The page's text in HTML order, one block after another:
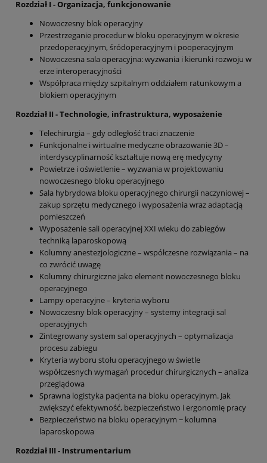
Rozdział I - Organizacja, funkcjonowanie
Nowoczesny blok operacyjny
Przestrzeganie procedur w bloku operacyjnym w okresie
przedoperacyjnym, śródoperacyjnym i pooperacyjnym
Nowoczesna sala operacyjna: wyzwania i kierunki rozwoju w
erze interoperacyjności
Współpraca między szpitalnym oddziałem ratunkowym a
blokiem operacyjnym
Rozdział II - Technologie, infrastruktura, wyposażenie
Telechirurgia – gdy odległość traci znaczenie
Funkcjonalne i wirtualne medyczne obrazowanie 3D –
interdyscyplinarność kształtuje nową erę medycyny
Powietrze i oświetlenie – wyzwania w projektowaniu
nowoczesnego bloku operacyjnego
Sala hybrydowa bloku operacyjnego chirurgii naczyniowej –
zakup sprzętu medycznego i wyposażenia wraz adaptacją
pomieszczeń
Wyposażenie sali operacyjnej XXI wieku do zabiegów
techniką laparoskopową
Kolumny anestezjologiczne – współczesne rozwiązania – na
co zwrócić uwagę
Kolumny chirurgiczne jako element nowoczesnego bloku
operacyjnego
Lampy operacyjne – kryteria wyboru
Nowoczesny blok operacyjny – systemy integracji sal
operacyjnych
Zintegrowany system sal operacyjnych – optymalizacja
procesu zabiegu
Kryteria wyboru stołu operacyjnego w świetle
współczesnych wymagań procedur chirurgicznych – analiza
przeglądowa
Sprawna logistyka pacjenta na bloku operacyjnym. Jak
zwiększyć efektywność, bezpieczeństwo i ergonomię pracy
Bezpieczeństwo na bloku operacyjnym − kolumna
laparoskopowa
Rozdział III - Instrumentarium